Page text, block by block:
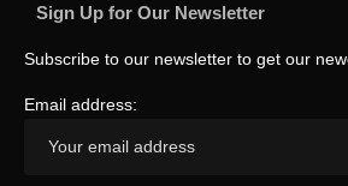
Sign Up for Our Newsletter
Subscribe to our newsletter to get our
Email address: